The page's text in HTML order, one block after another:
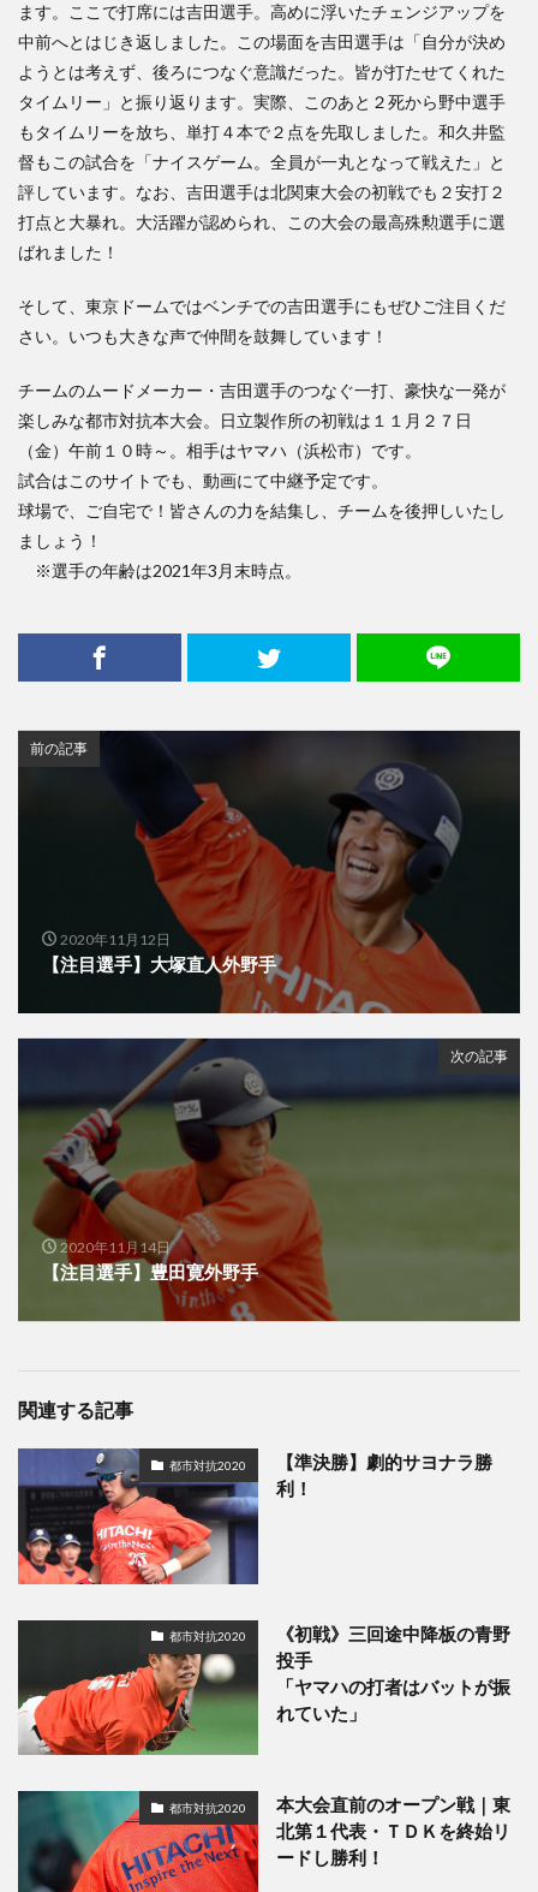
ます。ここで打席には吉田選手。高めに浮いたチェンジアップを
中前へとはじき返しました。この場面を吉田選手は「自分が決め
ようとは考えず、後ろにつなぐ意識だった。皆が打たせてくれた
タイムリー」と振り返ります。実際、このあと２死から野中選手
もタイムリーを放ち、単打４本で２点を先取しました。和久井監
督もこの試合を「ナイスゲーム。全員が一丸となって戦えた」と
評しています。なお、吉田選手は北関東大会の初戦でも２安打２
打点と大暴れ。大活躍が認められ、この大会の最高殊勲選手に選
ばれました！
そして、東京ドームではベンチでの吉田選手にもぜひご注目くだ
さい。いつも大きな声で仲間を鼓舞しています！
チームのムードメーカー・吉田選手のつなぐ一打、豪快な一発が
楽しみな都市対抗本大会。日立製作所の初戦は１１月２７日
（金）午前１０時～。相手はヤマハ（浜松市）です。
試合はこのサイトでも、動画にて中継予定です。
球場で、ご自宅で！皆さんの力を結集し、チームを後押しいたし
ましょう！
※選手の年齢は2021年3月末時点。
前の記事
2020年11月12日
【注目選手】大塚直人外野手
次の記事
2020年11月14日
【注目選手】豊田寛外野手
関連する記事
都市対抗2020
【準決勝】劇的サヨナラ勝
利！
都市対抗2020
《初戦》三回途中降板の青野
投手
「ヤマハの打者はバットが振
れていた」
都市対抗2020
本大会直前のオープン戦｜東
北第１代表・ＴＤＫを終始リ
ードし勝利！